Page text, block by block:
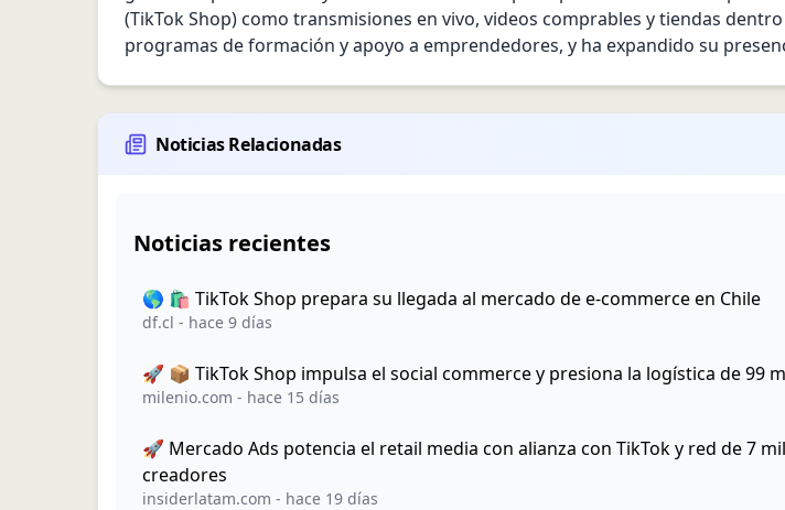
(TikTok Shop) como transmisiones en vivo, videos comprables y tiendas
programas de formación y apoyo a emprendedores, y ha expandido su
Noticias Relacionadas
Noticias recientes
🌎 🛍️ TikTok Shop prepara su llegada al mercado de e-commerce en Chile
df.cl - hace 9 días
🚀 📦 TikTok Shop impulsa el social commerce y presiona la logística de 99
milenio.com - hace 15 días
🚀 Mercado Ads potencia el retail media con alianza con TikTok y red de 7
creadores
insiderlatam.com - hace 19 días